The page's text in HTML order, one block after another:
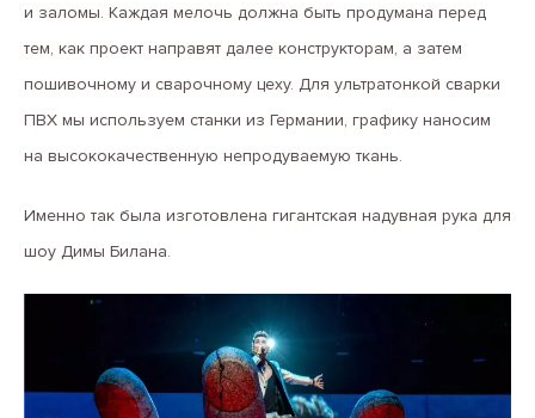
и заломы. Каждая мелочь должна быть продумана перед
тем, как проект направят далее конструкторам, а затем
пошивочному и сварочному цеху. Для ультратонкой сварки
ПВХ мы используем станки из Германии, графику наносим
на высококачественную непродуваемую ткань.
Именно так была изготовлена гигантская надувная рука для
шоу Димы Билана.